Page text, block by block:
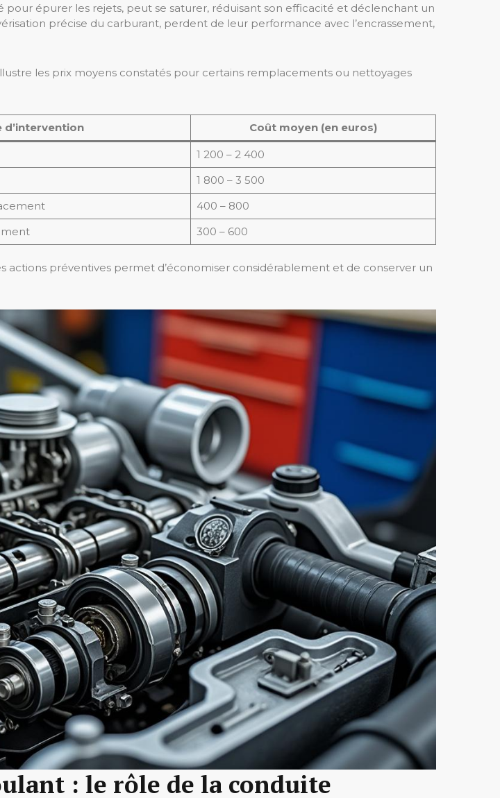
épurer les rejets, peut se saturer, réduisant son efficacité et déclenchant un
précise du carburant, perdent de leur performance avec l’encrassement,
les prix moyens constatés pour certains remplacements ou nettoyages
d’intervention Coût moyen (en euros)
1 200 – 2 400
1 800 – 3 500
400 – 800
300 – 600
actions préventives permet d’économiser considérablement et de conserver un
: le rôle de la conduite